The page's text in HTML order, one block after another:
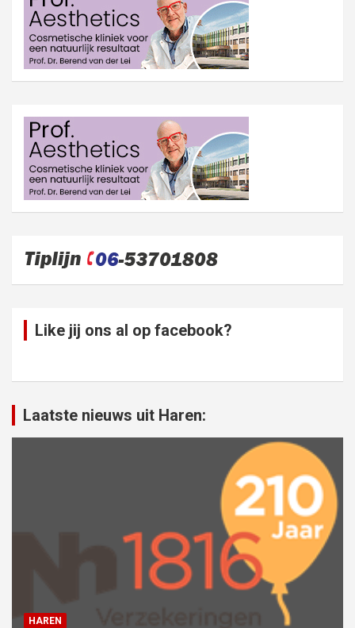
Like jij ons al op facebook?
Laatste nieuws uit Haren:
HAREN